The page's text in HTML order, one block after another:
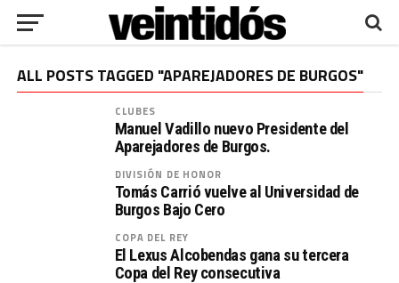
ALL POSTS TAGGED "APAREJADORES DE BURGOS"
CLUBES
Manuel Vadillo nuevo Presidente del
Aparejadores de Burgos.
DIVISIÓN DE HONOR
Tomás Carrió vuelve al Universidad de
Burgos Bajo Cero
COPA DEL REY
El Lexus Alcobendas gana su tercera
Copa del Rey consecutiva